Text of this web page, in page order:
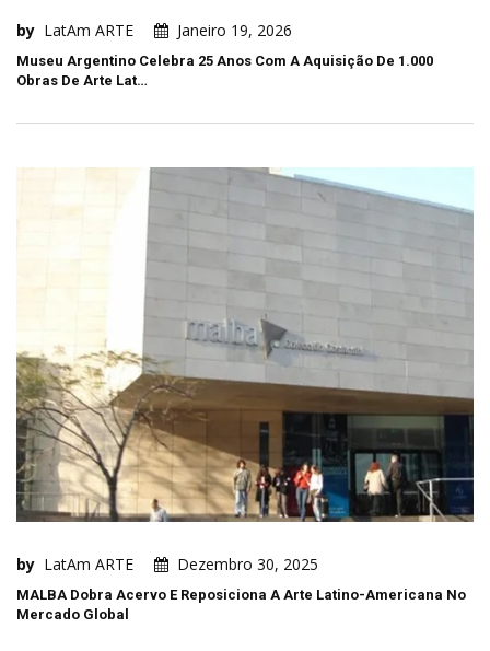
by LatAm ARTE Janeiro 19, 2026
Museu Argentino Celebra 25 Anos Com A Aquisição De 1.000
Obras De Arte Lat…
by LatAm ARTE Dezembro 30, 2025
MALBA Dobra Acervo E Reposiciona A Arte Latino-Americana No
Mercado Global